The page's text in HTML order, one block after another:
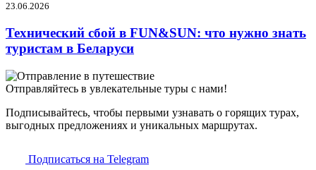
23.06.2026
Технический сбой в FUN&SUN: что нужно знать
туристам в Беларуси
Отправляйтесь в увлекательные туры с нами!
Подписывайтесь, чтобы первыми узнавать о горящих турах,
выгодных предложениях и уникальных маршрутах.
Подписаться на Telegram